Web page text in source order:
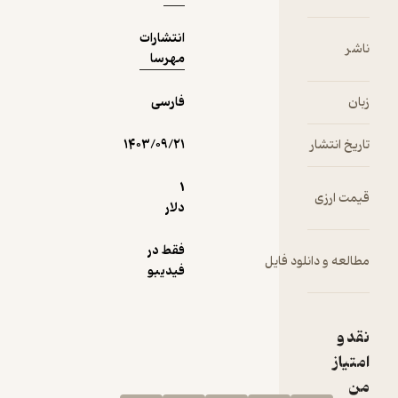
ناشر
انتشارات
مهرسا
زبان فارسی
تاریخ انتشار ۱۴۰۳/۰۹/۲۱
قیمت ارزی
مطالعه و دانلود فایل
فقط در
فیدیبو
نقد و
امتیاز
من